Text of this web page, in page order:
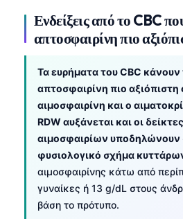
Ενδείξεις από το CBC
απτοσφαιρίνη πιο
Τα ευρήματα του CBC
απτοσφαιρίνη πιο αξιόπιστη
αιμοσφαιρίνη και ο
RDW αυξάνεται και οι
αιμοσφαιρίων υποδηλώνουν
φυσιολογικό σχήμα
αιμοσφαιρίνης κάτω από
γυναίκες ή 13 g/dL στους
βάση το πρότυπο.
Occitan
العربية المغربية
Afrikaans
Монгол
ພາສາລາວ
Basa Jawa
Cebuano
Кыргызча